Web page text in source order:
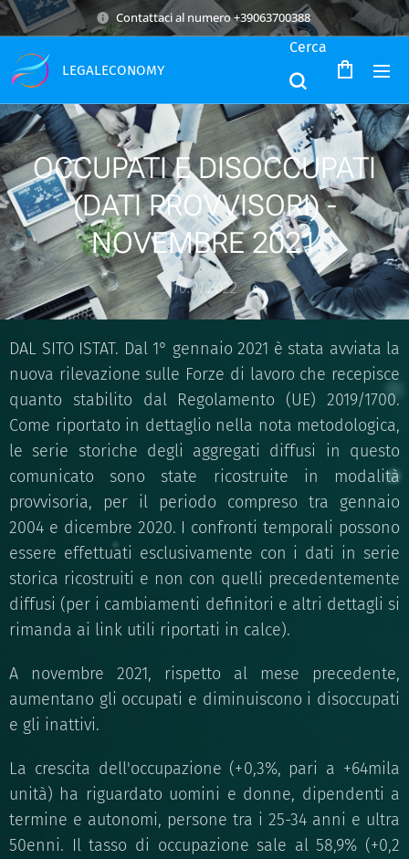
Contattaci al numero +39063700388
LEGALECONOMY
Cerca
OCCUPATI E DISOCCUPATI
(DATI PROVVISORI) -
NOVEMBRE 2021
10.01.2022
DAL SITO ISTAT. Dal 1° gennaio 2021 è stata avviata la
nuova rilevazione sulle Forze di lavoro che recepisce
quanto stabilito dal Regolamento (UE) 2019/1700.
Come riportato in dettaglio nella nota metodologica,
le serie storiche degli aggregati diffusi in questo
comunicato sono state ricostruite in modalità
provvisoria, per il periodo compreso tra gennaio
2004 e dicembre 2020. I confronti temporali possono
essere effettuati esclusivamente con i dati in serie
storica ricostruiti e non con quelli precedentemente
diffusi (per i cambiamenti definitori e altri dettagli si
rimanda ai link utili riportati in calce).
A novembre 2021, rispetto al mese precedente,
aumentano gli occupati e diminuiscono i disoccupati
e gli inattivi.
La crescita dell'occupazione (+0,3%, pari a +64mila
unità) ha riguardato uomini e donne, dipendenti a
termine e autonomi, persone tra i 25-34 anni e ultra
50enni. Il tasso di occupazione sale al 58,9% (+0,2